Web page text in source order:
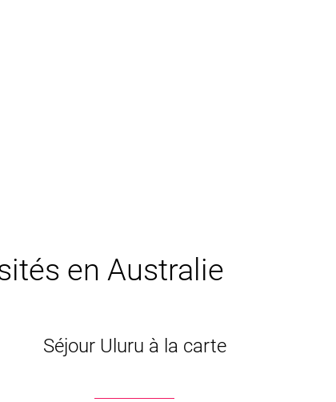
en Australie
Séjour Uluru à la carte